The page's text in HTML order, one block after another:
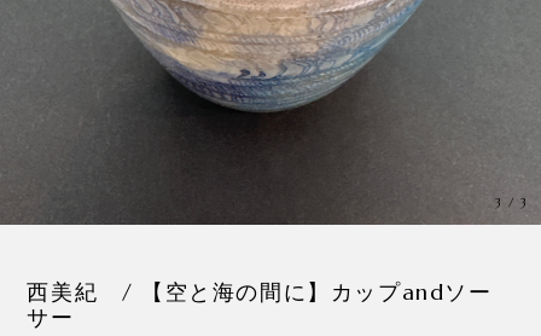
3 /3
西美紀 / 【空と海の間に】カップandソー
サー